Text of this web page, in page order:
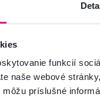
funkcií
naše webové
príslušné